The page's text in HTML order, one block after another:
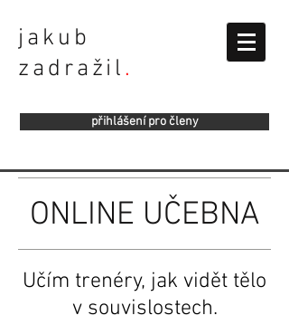
jakub
zadražil .
přihlášení pro členy
ONLINE UČEBNA
Učím trenéry, jak vidět tělo
v souvislostech.